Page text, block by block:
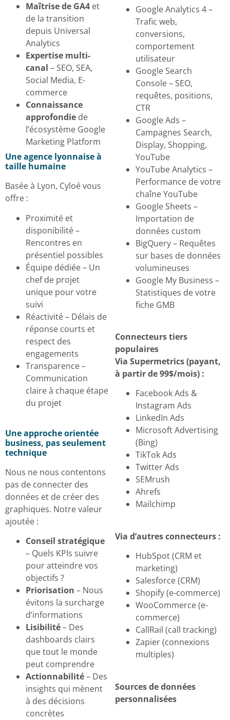
Maîtrise de GA4 et
de la transition
depuis Universal
Analytics
Expertise multi-
canal – SEO, SEA,
Social Media, E-
commerce
Connaissance
approfondie de
l’écosystème Google
Marketing Platform
Une agence lyonnaise à
taille humaine
Basée à Lyon, Cyloé vous
offre :
Proximité et
disponibilité –
Rencontres en
présentiel possibles
Équipe dédiée – Un
chef de projet
unique pour votre
suivi
Réactivité – Délais de
réponse courts et
respect des
engagements
Transparence –
Communication
claire à chaque étape
du projet
Une approche orientée
business, pas seulement
technique
Nous ne nous contentons
pas de connecter des
données et de créer des
graphiques. Notre valeur
ajoutée :
Conseil stratégique
– Quels KPIs suivre
pour atteindre vos
objectifs ?
Priorisation – Nous
évitons la surcharge
d’informations
Lisibilité– Des
dashboards clairs
que tout le monde
peut comprendre
Actionnabilité– Des
insights qui mènent
à des décisions
concrètes
Google Analytics 4 –
Trafic web,
conversions,
comportement
utilisateur
Google Search
Console – SEO,
requêtes, positions,
CTR
Google Ads –
Campagnes Search,
Display, Shopping,
YouTube
YouTube Analytics –
Performance de votre
chaîne YouTube
Google Sheets –
Importation de
données custom
BigQuery – Requêtes
sur bases de données
volumineuses
Google My Business –
Statistiques de votre
fiche GMB
Connecteurs tiers
populaires
Via Supermetrics (payant,
à partir de 99$/mois) :
Facebook Ads &
Instagram Ads
LinkedIn Ads
Microsoft Advertising
(Bing)
TikTok Ads
Twitter Ads
SEMrush
Ahrefs
Mailchimp
Via d’autres connecteurs :
HubSpot (CRM et
marketing)
Salesforce (CRM)
Shopify (e-commerce)
WooCommerce (e-
commerce)
CallRail (call tracking)
Zapier (connexions
multiples)
Sources de données
personnalisées